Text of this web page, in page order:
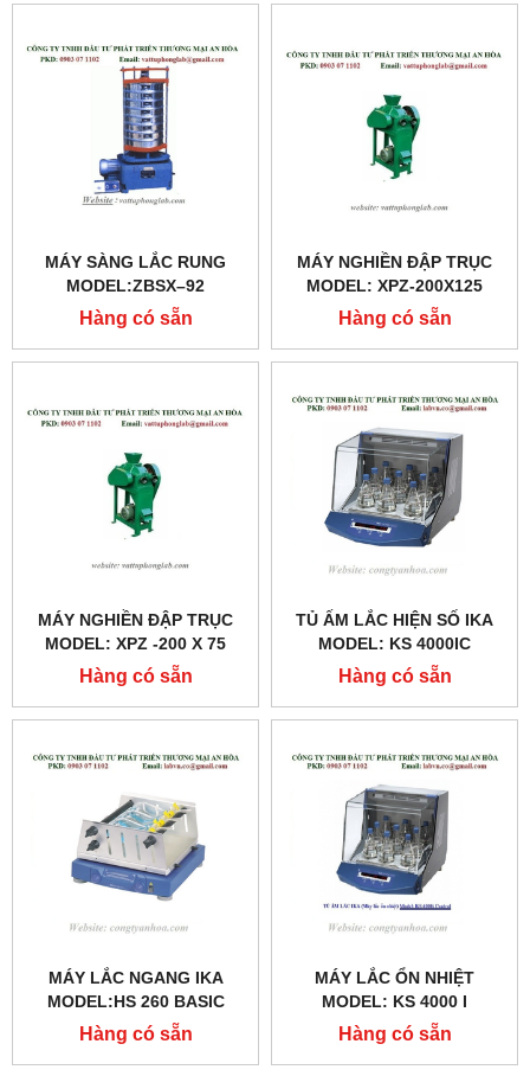
MÁY SÀNG LẮC RUNG
MODEL:ZBSX–92
Hàng có sẵn
MÁY NGHIỀN ĐẬP TRỤC
MODEL: XPZ-200X125
Hàng có sẵn
MÁY NGHIỀN ĐẬP TRỤC
MODEL: XPZ -200 X 75
Hàng có sẵn
TỦ ẤM LẮC HIỆN SỐ IKA
MODEL: KS 4000IC
CONTROL
Hàng có sẵn
MÁY LẮC NGANG IKA
MODEL:HS 260 BASIC
Hàng có sẵn
MÁY LẮC ỔN NHIỆT
MODEL: KS 4000 I
CONTROL
Hàng có sẵn